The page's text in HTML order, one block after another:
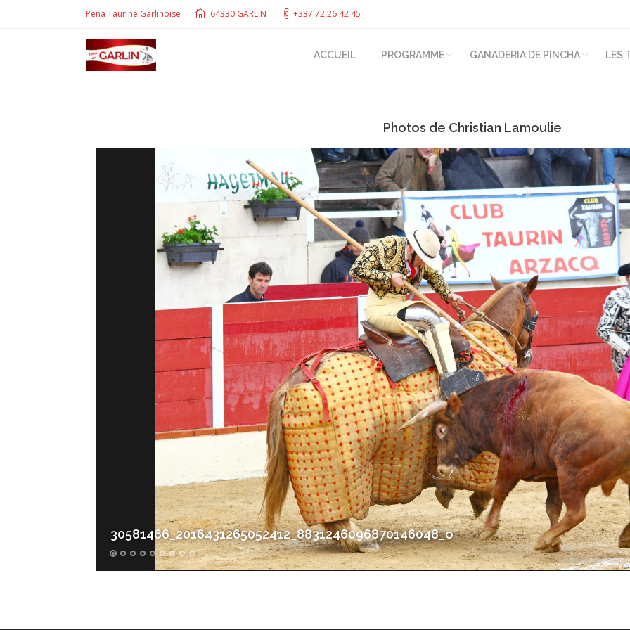
Peña Taurine Garlinoise 64330 GARLIN +337 72 26 42 45
ACCUEIL PROGRAMME GANADERIA DE PINCHA LES
Photos de Christian Lamoulie
30581466_2016431265052412_8831246096870146048_o